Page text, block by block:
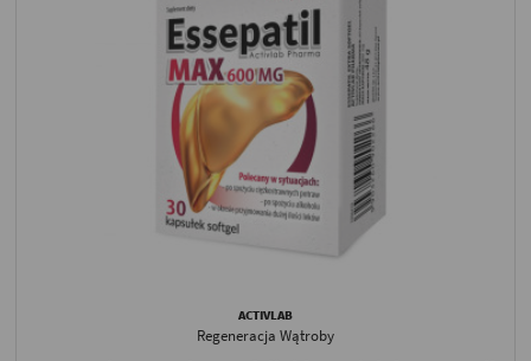
ACTIVLAB
Regeneracja Wątroby